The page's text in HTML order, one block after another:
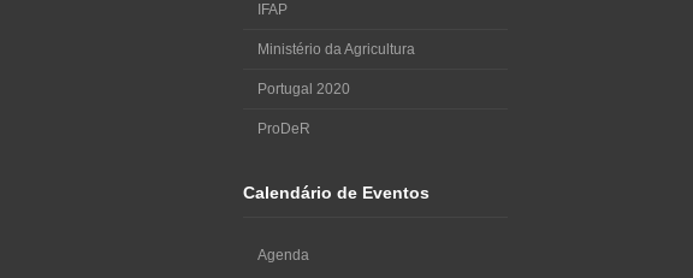
IFAP
Ministério da Agricultura
Portugal 2020
ProDeR
Calendário de Eventos
Agenda